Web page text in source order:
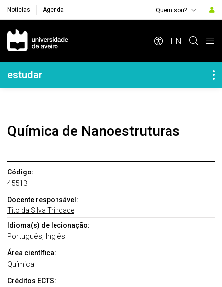
Notícias Agenda Quem sou?
Navegação Principal
EN
Navegação Lateral
estudar
Química de Nanoestruturas
Código:
45513
Docente responsável:
Tito da Silva Trindade
Idioma(s) de lecionação:
Português, Inglês
Área científica:
Química
Créditos ECTS: